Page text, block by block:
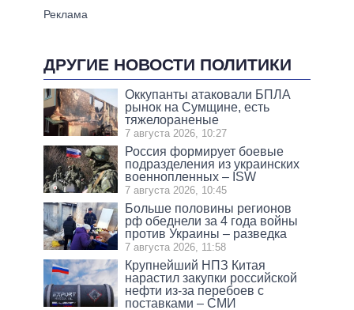
ДРУГИЕ НОВОСТИ ПОЛИТИКИ
Оккупанты атаковали БПЛА
рынок на Сумщине, есть
тяжелораненые
7 августа 2026, 10:27
Россия формирует боевые
подразделения из украинских
военнопленных – ISW
7 августа 2026, 10:45
Больше половины регионов
рф обеднели за 4 года войны
против Украины – разведка
7 августа 2026, 11:58
Крупнейший НПЗ Китая
нарастил закупки российской
нефти из-за перебоев с
поставками – СМИ